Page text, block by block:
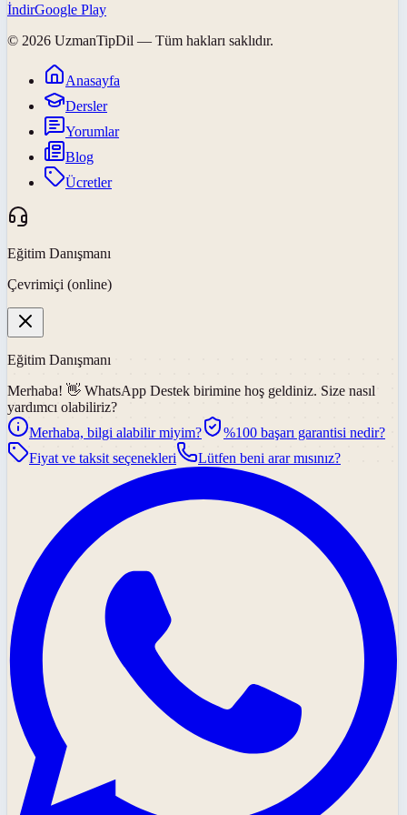
İndirGoogle Play
© 2026 UzmanTipDil — Tüm hakları saklıdır.
Anasayfa
Dersler
Yorumlar
Blog
Ücretler
Eğitim Danışmanı
Çevrimiçi (online)
Eğitim Danışmanı
Merhaba! 👋 WhatsApp Destek birimine hoş geldiniz. Size nasıl
yardımcı olabiliriz?
Merhaba, bilgi alabilir miyim?
%100 başarı garantisi nedir?
Fiyat ve taksit seçenekleri
Lütfen beni arar mısınız?